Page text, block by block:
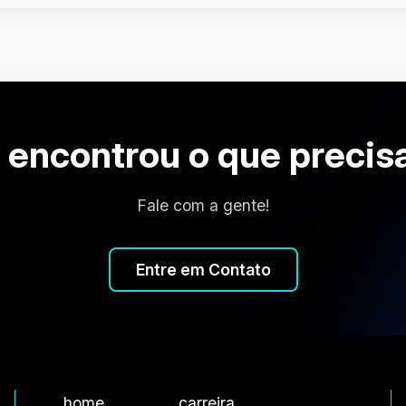
encontrou o que
Fale com a gente!
Entre em Contato